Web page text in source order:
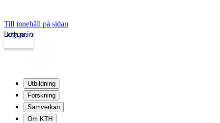
Till innehåll på sidan
kth.se
Logga in
Utbildning
Forskning
Samverkan
Om KTH